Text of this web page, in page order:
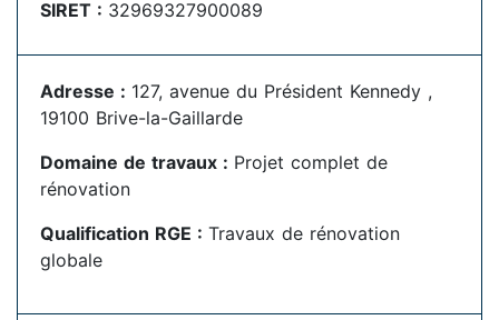
SIRET : 32969327900089
Adresse : 127, avenue du Président Kennedy ,
19100 Brive-la-Gaillarde
Domaine de travaux : Projet complet de
rénovation
Qualification RGE : Travaux de rénovation
globale